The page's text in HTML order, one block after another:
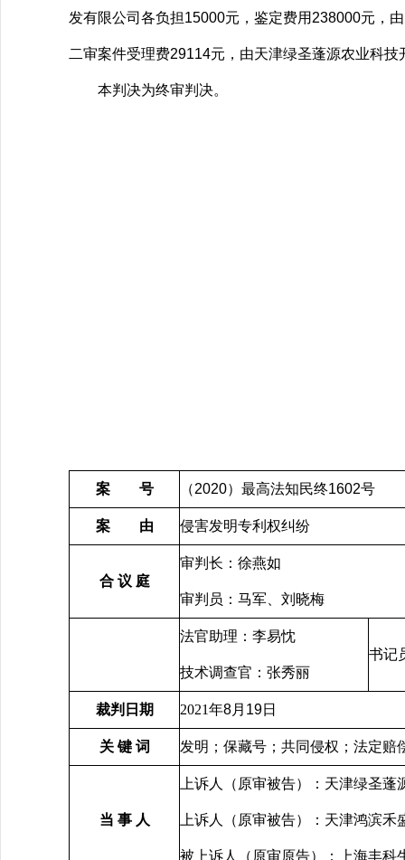
发有限公司各负担15000元，鉴定费用238000元，
二审案件受理费29114元，由天津绿圣蓬源农业科
本判决为终审判决。
案 号 （2020）最高法知民终1602号
案 由 侵害发明专利权纠纷
合 议 庭
审判长：徐燕如
审判员：马军、刘晓梅
法官助理：李易忱
技术调查官：张秀丽
书记
裁判日期 2021年8月 19日
关 键 词 发明；保藏号；共同侵权；法定赔
当 事 人
上诉人（原审被告）：天津绿圣
上诉人（原审被告）：天津鸿滨
被上诉人（原审原告）：上海丰科